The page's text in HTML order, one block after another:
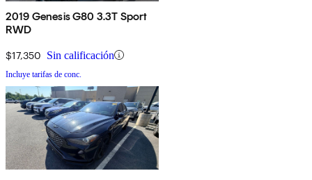
2019 Genesis G80 3.3T Sport
RWD
$17,350 Sin calificación
Incluye tarifas de conc.